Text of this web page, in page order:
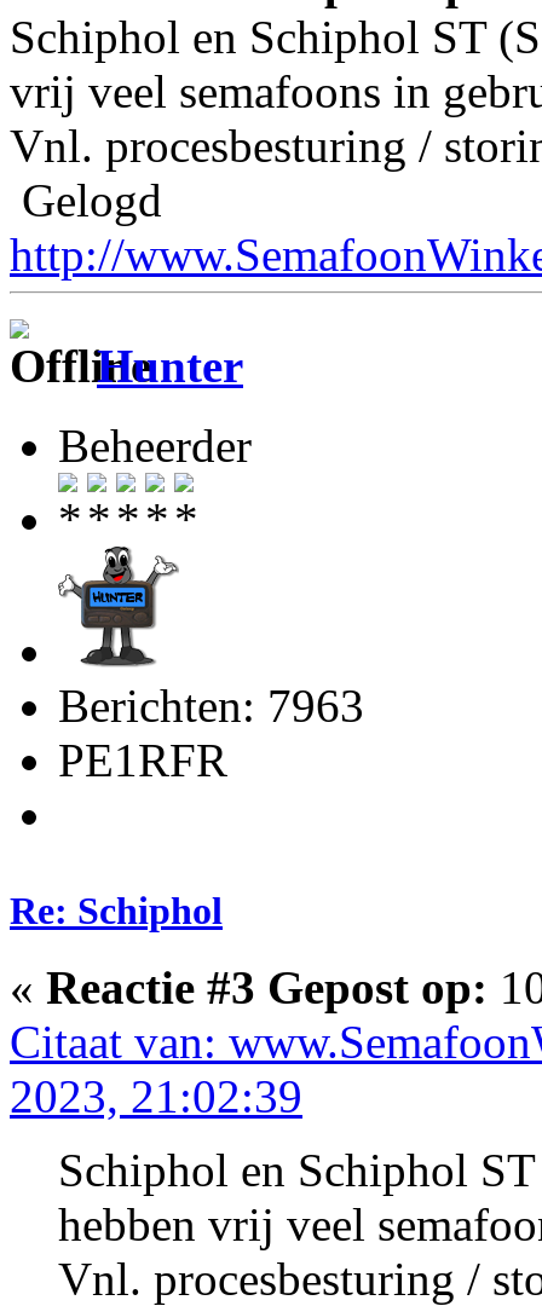
Schiphol en Schiphol ST
vrij veel semafoons in
Vnl. procesbesturing /
Gelogd
http://
Hunter
Beheerder
Berichten: 7963
PE1RFR
Re: Schiphol
« Reactie #3 Gepost op:
Citaat van:
2023, 21:02:39
Schiphol en Schiphol
hebben vrij veel
Vnl. procesbesturing /